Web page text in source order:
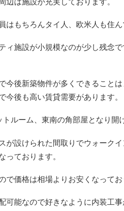
はもちろんタイ人、欧米人も住ん
ィ施設が小規模なのが少し残念
今後新築物件が多くできること
今後も高い賃貸需要があります。
ルーム、東南の角部屋となり開
が設けられた間取りでウォーク
っております。
で価格は相場よりお安くなってお
可能なので好きなように内装工事